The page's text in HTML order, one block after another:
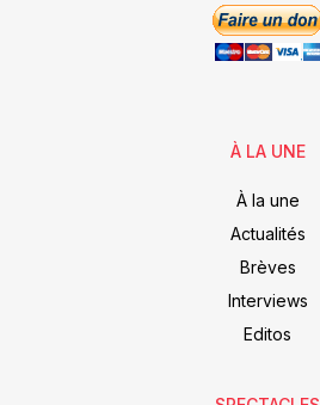
À LA UNE
À la une
Actualités
Brèves
Interviews
Editos